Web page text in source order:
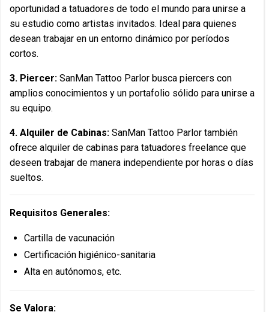
oportunidad a tatuadores de todo el mundo para unirse a
su estudio como artistas invitados. Ideal para quienes
desean trabajar en un entorno dinámico por períodos
cortos.
3. Piercer: SanMan Tattoo Parlor busca piercers con
amplios conocimientos y un portafolio sólido para unirse a
su equipo.
4. Alquiler de Cabinas: SanMan Tattoo Parlor también
ofrece alquiler de cabinas para tatuadores freelance que
deseen trabajar de manera independiente por horas o días
sueltos.
Requisitos Generales:
Cartilla de vacunación
Certificación higiénico-sanitaria
Alta en autónomos, etc.
Se Valora: